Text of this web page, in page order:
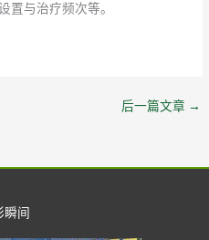
置与治疗频次等。
后一篇文章 →
瞬间